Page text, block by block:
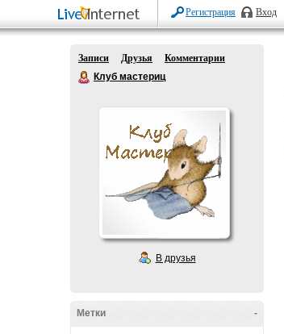
Регистрация Вход
Записи Друзья
Комментарии
Клуб мастериц
В друзья
-
Метки